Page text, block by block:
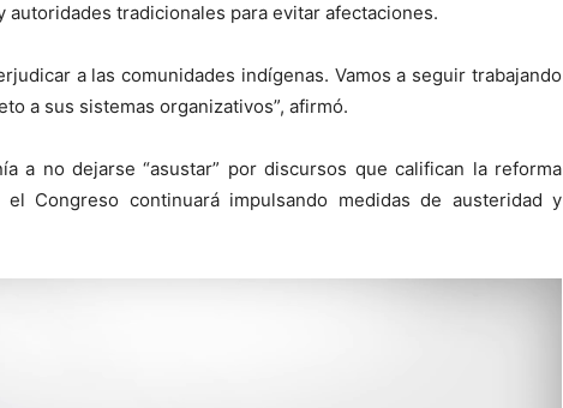
tradicionales para evitar afectaciones.
a las comunidades indígenas. Vamos a seguir trabajando
a sus sistemas organizativos”, afirmó.
a no dejarse “asustar” por discursos que califican la reforma
Congreso continuará impulsando medidas de austeridad y